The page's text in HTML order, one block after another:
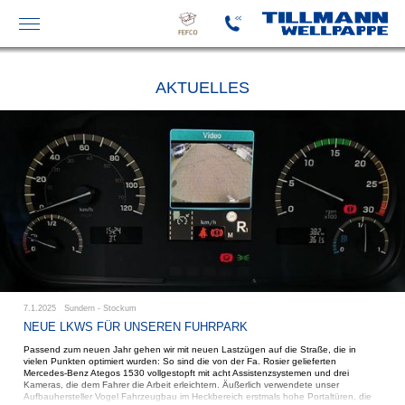
AKTUELLES
7.1.2025 Sundern - Stockum
NEUE LKWS FÜR UNSEREN FUHRPARK
Passend zum neuen Jahr gehen wir mit neuen Lastzügen auf die Straße, die in
vielen Punkten optimiert wurden: So sind die von der Fa. Rosier gelieferten
Mercedes-Benz Ategos 1530 vollgestopft mit acht Assistenzsystemen und drei
Kameras, die dem Fahrer die Arbeit erleichtern. Äußerlich verwendete unser
Aufbauhersteller Vogel Fahrzeugbau im Heckbereich erstmals hohe Portaltüren, die
FEFCO-
KATALOG